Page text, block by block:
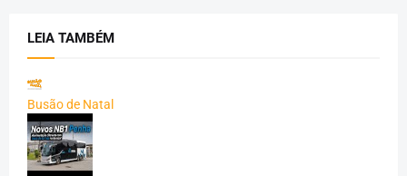
LEIA TAMBÉM
Busão de Natal